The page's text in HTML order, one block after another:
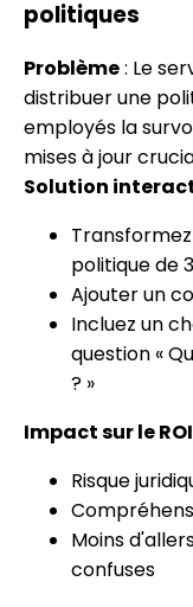
politiques
Problème: Le
distribuer une
employés la
mises à jour
Solution
politique de
Ajouter un
Incluez un
question «
? »
Impact sur le ROI
Risque
Moins
confuses